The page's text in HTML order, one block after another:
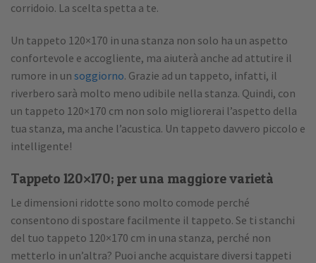
corridoio. La scelta spetta a te.
Un tappeto 120×170 in una stanza non solo ha un aspetto
confortevole e accogliente, ma aiuterà anche ad attutire il
rumore in un soggiorno. Grazie ad un tappeto, infatti, il
riverbero sarà molto meno udibile nella stanza. Quindi, con
un tappeto 120×170 cm non solo migliorerai l’aspetto della
tua stanza, ma anche l’acustica. Un tappeto davvero piccolo e
intelligente!
Tappeto 120×170; per una maggiore varietà
Le dimensioni ridotte sono molto comode perché
consentono di spostare facilmente il tappeto. Se ti stanchi
del tuo tappeto 120×170 cm in una stanza, perché non
metterlo in un’altra? Puoi anche acquistare diversi tappeti